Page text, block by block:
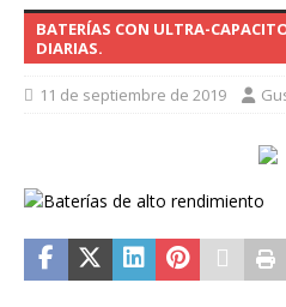
BATERÍAS CON ULTRA-
DIARIAS.
11 de septiembre de 2019